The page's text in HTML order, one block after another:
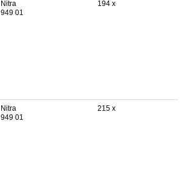
Nitra
949 01
194 x
Nitra
949 01
215 x